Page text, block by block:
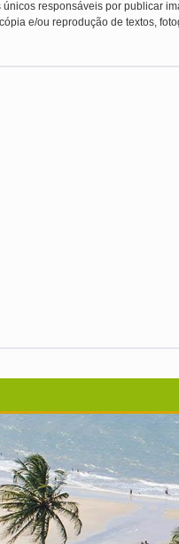
responsáveis por publicar
e/ou reprodução de textos,